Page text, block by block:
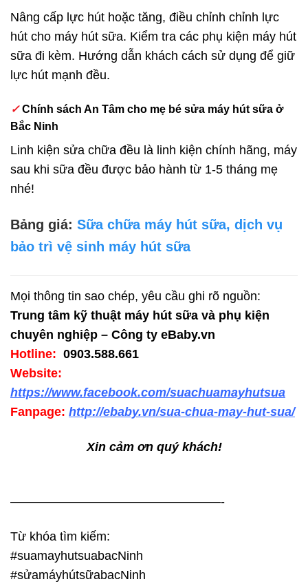
Nâng cấp lực hút hoặc tăng, điều chỉnh chỉnh lực
hút cho máy hút sữa. Kiểm tra các phụ kiện máy hút
sữa đi kèm. Hướng dẫn khách cách sử dụng để giữ
lực hút mạnh đều.
✓Chính sách An Tâm cho mẹ bé sửa máy hút sữa ở
Bắc Ninh
Linh kiện sửa chữa đều là linh kiện chính hãng, máy
sau khi sữa đều được bảo hành từ 1-5 tháng mẹ
nhé!
Bảng giá: Sữa chữa máy hút sữa, dịch vụ
bảo trì vệ sinh máy hút sữa
Mọi thông tin sao chép, yêu cầu ghi rõ nguồn:
Trung tâm kỹ thuật máy hút sữa và phụ kiện
chuyên nghiệp – Công ty eBaby.vn
Hotline: 0903.588.661
Website:
https://www.facebook.com/suachuamayhutsua
Fanpage: http://ebaby.vn/sua-chua-may-hut-sua/
Xin cảm ơn quý khách!
—————————————————-
Từ khóa tìm kiếm:
#suamayhutsuabacNinh
#sửamáyhútsữabacNinh